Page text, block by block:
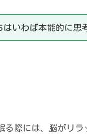
はいわば本能的に思
る際には、脳がリ